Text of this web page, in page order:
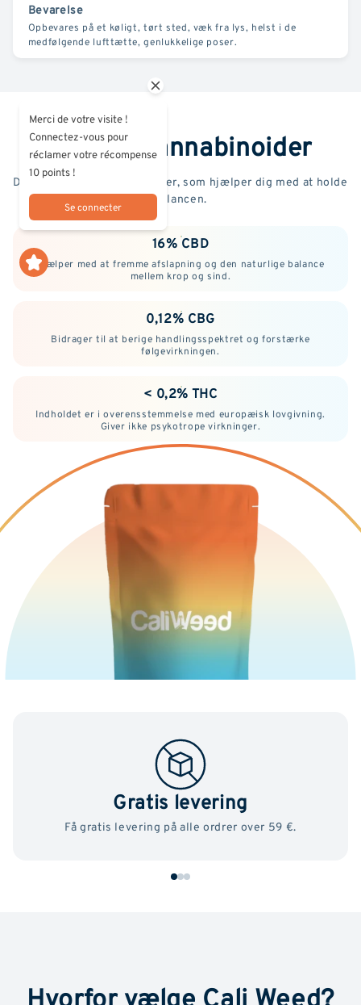
Bevarelse
Opbevares på et køligt, tørt sted, væk fra lys, helst i de
medfølgende lufttætte, genlukkelige poser.
Vigtige cannabinoider
De allerbedste cannabinoider, som hjælper dig med at holde
balancen.
16% CBD
Hjælper med at fremme afslapning og den naturlige balance
mellem krop og sind.
0,12% CBG
Bidrager til at berige handlingsspektret og forstærke
følgevirkningen.
< 0,2% THC
Indholdet er i overensstemmelse med europæisk lovgivning.
Giver ikke psykotrope virkninger.
Gratis levering
Få gratis levering på alle ordrer over 59 €.
Merci de votre visite !
Connectez-vous pour
réclamer votre récompense
10 points !
Se connecter